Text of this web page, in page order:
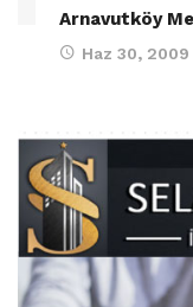
Arnavutköy
Haz 30, 2009